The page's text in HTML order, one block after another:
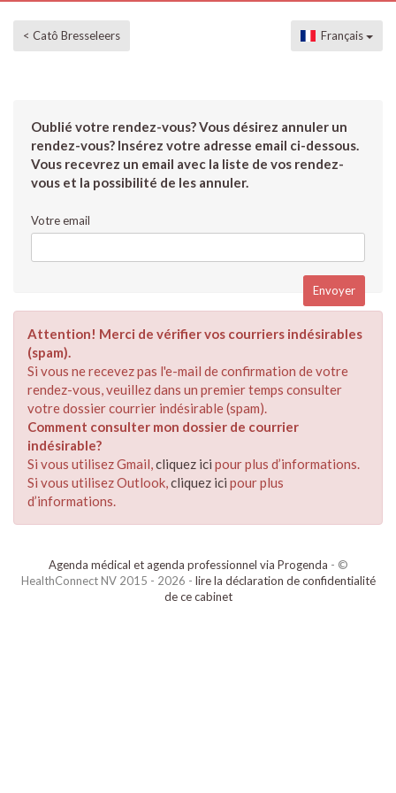
< Catô Bresseleers Français
Oublié votre rendez-vous? Vous désirez annuler un
rendez-vous? Insérez votre adresse email ci-dessous.
Vous recevrez un email avec la liste de vos rendez-
vous et la possibilité de les annuler.
Votre email
Attention! Merci de vérifier vos courriers indésirables
(spam).
Si vous ne recevez pas l'e-mail de confirmation de votre
rendez-vous, veuillez dans un premier temps consulter
votre dossier courrier indésirable (spam).
Comment consulter mon dossier de courrier
indésirable?
Si vous utilisez Gmail,cliquez ici pour plus d’informations.
Si vous utilisez Outlook,cliquez ici pour plus
d’informations.
Agenda médical et agenda professionnel via Progenda - ©
HealthConnect NV 2015 - 2026 - lire la déclaration de confidentialité
de ce cabinet